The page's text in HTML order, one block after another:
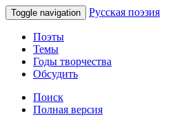
Toggle navigation Русская поэзия
Поэты
Темы
Годы творчества
Обсудить
Поиск
Полная версия